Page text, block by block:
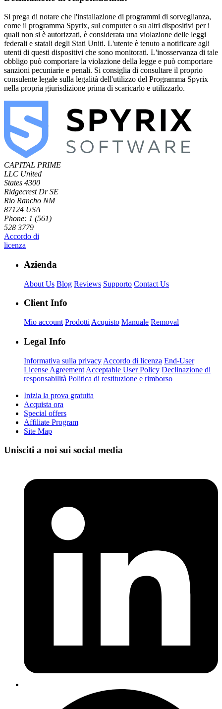
Si prega di notare che l'installazione di programmi di sorveglianza,
come il programma Spyrix, sul computer o su altri dispositivi per i
quali non si è autorizzati, è considerata una violazione delle leggi
federali e statali degli Stati Uniti. L'utente è tenuto a notificare agli
utenti di questi dispositivi che sono monitorati. L'inosservanza di tale
obbligo può comportare la violazione della legge e può comportare
sanzioni pecuniarie e penali. Si consiglia di consultare il proprio
consulente legale sulla legalità dell'utilizzo del Programma Spyrix
nella propria giurisdizione prima di scaricarlo e utilizzarlo.
CAPITAL PRIME
LLC United
States 4300
Ridgecrest Dr SE
Rio Rancho NM
87124 USA
Phone: 1 (561)
528 3779
Accordo di
licenza
Azienda
About Us Blog Reviews Supporto Contact Us
Client Info
Mio account Prodotti Acquisto Manuale Removal
Legal Info
Informativa sulla privacy Accordo di licenza End-User
License Agreement Acceptable User Policy Declinazione di
responsabilità Politica di restituzione e rimborso
Inizia la prova gratuita
Acquista ora
Special offers
Affiliate Program
Site Map
Unisciti a noi sui social media